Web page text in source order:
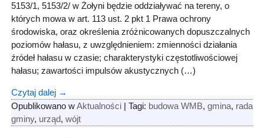
5153/1, 5153/2/ w Żołyni będzie oddziaływać na tereny, o
których mowa w art. 113 ust. 2 pkt 1 Prawa ochrony
środowiska, oraz określenia zróżnicowanych dopuszczalnych
poziomów hałasu, z uwzględnieniem: zmienności działania
źródeł hałasu w czasie; charakterystyki częstotliwościowej
hałasu; zawartości impulsów akustycznych (…)
Czytaj dalej →
Opublikowano w Aktualności| Tagi: budowa WMB, gmina, rada
gminy, urząd, wójt